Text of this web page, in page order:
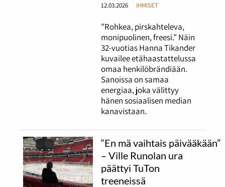
12.03.2026 IHMISET
”Rohkea, pirskahteleva,
monipuolinen, freesi.” Näin
32-vuotias Hanna Tikander
kuvailee etähaastattelussa
omaa henkilöbrändiään.
Sanoissa on samaa
energiaa, joka välittyy
hänen sosiaalisen median
kanavistaan.
“En mä vaihtais päivääkään”
– Ville Runolan ura
päättyi TuTon
treeneissä